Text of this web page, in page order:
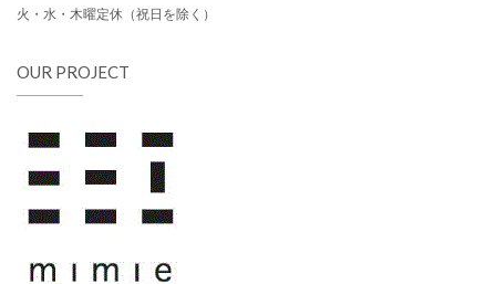
火・水・木曜定休（祝日を除く）
OUR PROJECT